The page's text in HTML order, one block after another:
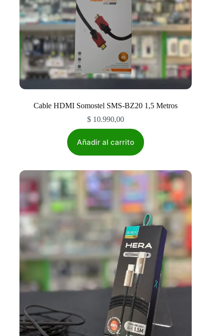
Cable HDMI Somostel SMS-BZ20 1,5 Metros
$ 10.990,00
Añadir al carrito